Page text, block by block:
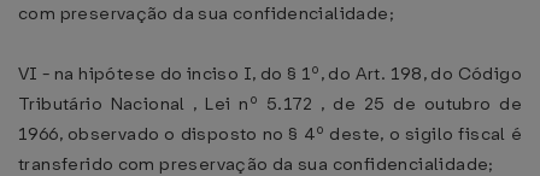
com preservação da sua confidencialidade;
VI - na hipótese do inciso I, do § 1º, do Art. 198, do Código
Tributário Nacional , Lei nº 5.172 , de 25 de outubro de
1966, observado o disposto no § 4º deste, o sigilo fiscal é
transferido com preservação da sua confidencialidade;